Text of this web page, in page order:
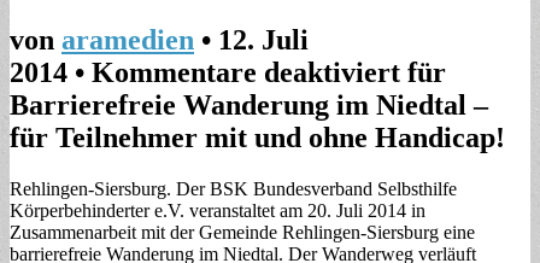
von aramedien • 12. Juli
2014 • Kommentare deaktiviert für
Barrierefreie Wanderung im Niedtal –
für Teilnehmer mit und ohne Handicap!
Rehlingen-Siersburg. Der BSK Bundesverband Selbsthilfe
Körperbehinderter e.V. veranstaltet am 20. Juli 2014 in
Zusammenarbeit mit der Gemeinde Rehlingen-Siersburg eine
barrierefreie Wanderung im Niedtal. Der Wanderweg verläuft